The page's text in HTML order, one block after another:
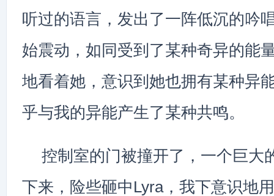
听过的语言，发出了一阵低沉的吟
始震动，如同受到了某种奇异的能
地看着她，意识到她也拥有某种异
乎与我的异能产生了某种共鸣。
控制室的门被撞开了，一个巨大
下来，险些砸中Lyra，我下意识地